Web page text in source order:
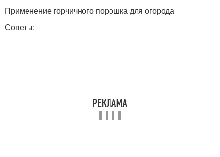
Применение горчичного порошка для огорода
Советы: